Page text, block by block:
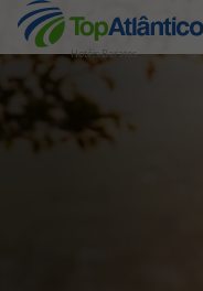
Hotéis Baratos
Destinos